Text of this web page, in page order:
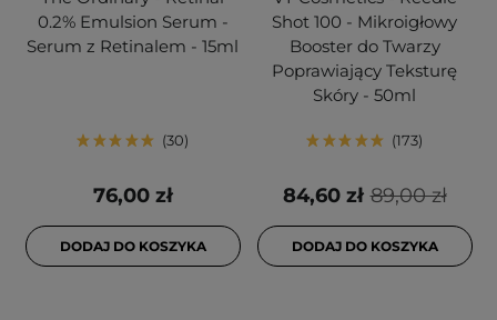
0.2% Emulsion Serum -
Serum z Retinalem - 15ml
30
76,00 zł
DODAJ DO KOSZYKA
Shot 100 - Mikroigłowy
Booster do Twarzy
Poprawiający Teksturę
Skóry - 50ml
173
89,00 zł
84,60 zł
DODAJ DO KOSZYKA